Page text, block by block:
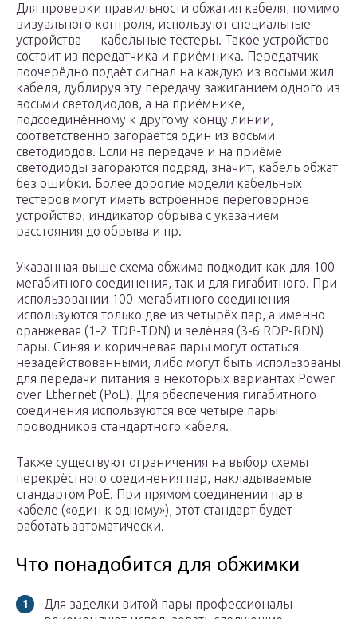
Для проверки правильности обжатия кабеля, помимо
визуального контроля, используют специальные
устройства — кабельные тестеры. Такое устройство
состоит из передатчика и приёмника. Передатчик
поочерёдно подаёт сигнал на каждую из восьми жил
кабеля, дублируя эту передачу зажиганием одного из
восьми светодиодов, а на приёмнике,
подсоединённому к другому концу линии,
соответственно загорается один из восьми
светодиодов. Если на передаче и на приёме
светодиоды загораются подряд, значит, кабель обжат
без ошибки. Более дорогие модели кабельных
тестеров могут иметь встроенное переговорное
устройство, индикатор обрыва с указанием
расстояния до обрыва и пр.
Указанная выше схема обжима подходит как для 100-
мегабитного соединения, так и для гигабитного. При
использовании 100-мегабитного соединения
используются только две из четырёх пар, а именно
оранжевая (1-2 TDP-TDN) и зелёная (3-6 RDP-RDN)
пары. Синяя и коричневая пары могут остаться
незадействованными, либо могут быть использованы
для передачи питания в некоторых вариантах Power
over Ethernet (PoE). Для обеспечения гигабитного
соединения используются все четыре пары
проводников стандартного кабеля.
Также существуют ограничения на выбор схемы
перекрёстного соединения пар, накладываемые
стандартом PoE. При прямом соединении пар в
кабеле («один к одному»), этот стандарт будет
работать автоматически.
Что понадобится для обжимки
Для заделки витой пары профессионалы